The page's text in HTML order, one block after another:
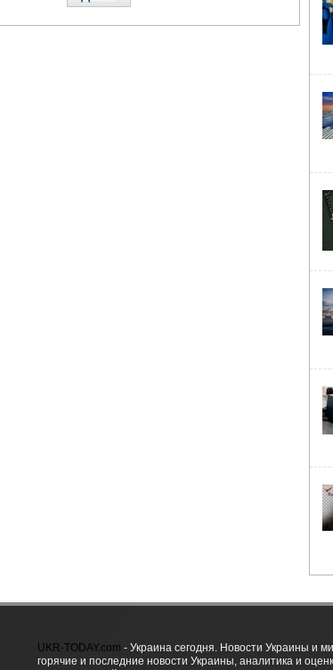
UKR-TODAY.com - Украина сегодня. Новости Украины и
горячие и последние новости Украины, аналитика и